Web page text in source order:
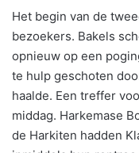
Het begin van de
bezoekers. Bakels
opnieuw op een
te hulp geschoten
haalde. Een treffer
middag. Harkemase
de Harkiten hadden